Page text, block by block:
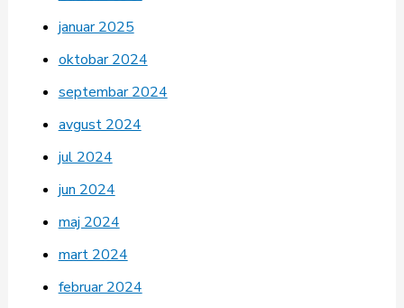
januar 2025
oktobar 2024
septembar 2024
avgust 2024
jul 2024
jun 2024
maj 2024
mart 2024
februar 2024